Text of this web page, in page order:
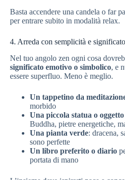
Basta accendere una candela o far
per entrare subito in modalità relax.
4. Arreda con semplicità e significato
Nel tuo angolo zen ogni cosa
significato emotivo o simbolico, e
essere superfluo. Meno è meglio.
Un tappetino da
morbido
Una piccola statua o
Buddha, pietre energetiche,
Una pianta verde: dracena,
sono perfette
Un libro preferito o diario
portata di mano